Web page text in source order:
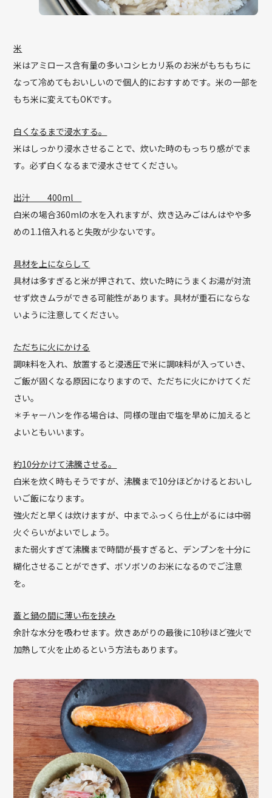
米
米はアミロース含有量の多いコシヒカリ系のお米がもちもちに
なって冷めてもおいしいので個人的におすすめです。米の一部を
もち米に変えてもOKです。
白くなるまで浸水する。
米はしっかり浸水させることで、炊いた時のもっちり感がでま
す。必ず白くなるまで浸水させてください。
出汁 400ml
白米の場合360mlの水を入れますが、炊き込みごはんはやや多
めの1.1倍入れると失敗が少ないです。
具材を上にならして
具材は多すぎると米が押されて、炊いた時にうまくお湯が対流
せず炊きムラができる可能性があります。具材が重石にならな
いように注意してください。
ただちに火にかける
調味料を入れ、放置すると浸透圧で米に調味料が入っていき、
ご飯が固くなる原因になりますので、ただちに火にかけてくだ
さい。
＊チャーハンを作る場合は、同様の理由で塩を早めに加えると
よいともいいます。
約10分かけて沸騰させる。
白米を炊く時もそうですが、沸騰まで10分ほどかけるとおいし
いご飯になります。
強火だと早くは炊けますが、中までふっくら仕上がるには中弱
火ぐらいがよいでしょう。
また弱火すぎて沸騰まで時間が長すぎると、デンプンを十分に
糊化させることができず、ボソボソのお米になるのでご注意
を。
蓋と鍋の間に薄い布を挟み
余計な水分を吸わせます。炊きあがりの最後に10秒ほど強火で
加熱して火を止めるという方法もあります。